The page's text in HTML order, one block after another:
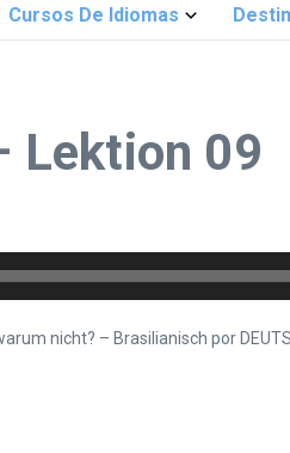
Cursos De Idiomas
Lektion 09
nicht? – Brasilianisch por